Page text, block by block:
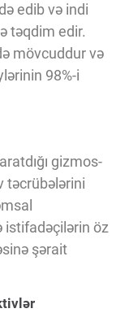
edib və indi
təqdim edir.
mövcuddur və
98%-i
gizmos-
təcrübələrini
istifadəçilərin öz
şərait